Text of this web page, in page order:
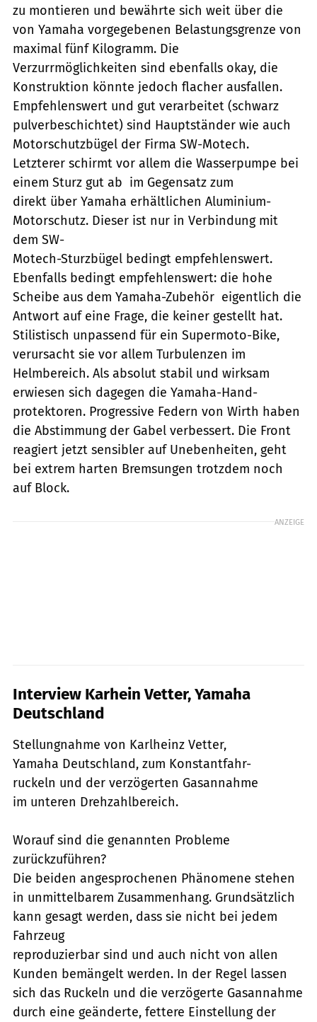
zu montieren und bewährte sich weit über die
von Yamaha vorgegebenen Belastungsgrenze von
maximal fünf Kilogramm. Die
Verzurrmöglichkeiten sind ebenfalls okay, die
Konstruktion könnte jedoch flacher ausfallen.
Empfehlenswert und gut verarbeitet (schwarz
pulverbeschichtet) sind Hauptständer wie auch
Motorschutzbügel der Firma SW-Motech.
Letzterer schirmt vor allem die Wasserpumpe bei
einem Sturz gut ab  im Gegensatz zum
direkt über Yamaha erhältlichen Aluminium-
Motorschutz. Dieser ist nur in Verbindung mit
dem SW-
Motech-Sturzbügel bedingt empfehlenswert.
Ebenfalls bedingt empfehlenswert: die hohe
Scheibe aus dem Yamaha-Zubehör  eigentlich die
Antwort auf eine Frage, die keiner gestellt hat.
Stilistisch unpassend für ein Supermoto-Bike,
verursacht sie vor allem Turbulenzen im
Helmbereich. Als absolut stabil und wirksam
erwiesen sich dagegen die Yamaha-Hand-
protektoren. Progressive Federn von Wirth haben
die Abstimmung der Gabel verbessert. Die Front
reagiert jetzt sensibler auf Unebenheiten, geht
bei extrem harten Bremsungen trotzdem noch
auf Block.
ANZEIGE
Interview Karhein Vetter, Yamaha
Deutschland
Stellungnahme von Karlheinz Vetter,
Yamaha Deutschland, zum Konstantfahr-
ruckeln und der verzögerten Gasannahme
im unteren Drehzahlbereich.
Worauf sind die genannten Probleme
zurückzuführen?
Die beiden angesprochenen Phänomene stehen
in unmittelbarem Zusammenhang. Grundsätzlich
kann gesagt werden, dass sie nicht bei jedem
Fahrzeug
reproduzierbar sind und auch nicht von allen
Kunden bemängelt werden. In der Regel lassen
sich das Ruckeln und die verzögerte Gasannahme
durch eine geänderte, fettere Einstellung der